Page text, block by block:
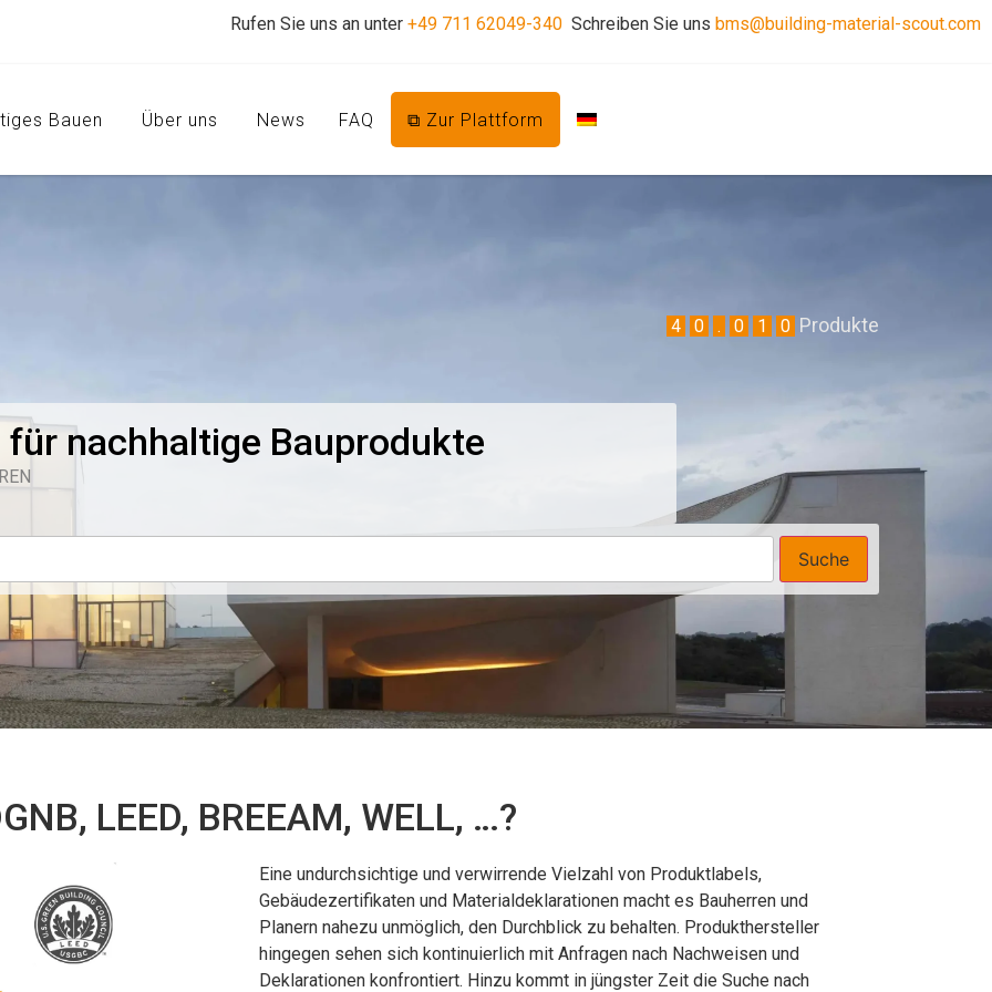
Rufen Sie uns an unter +49 711 62049-340 Schreiben Sie uns bms@building-material-scout.com
Bauen Über uns News FAQ ⧉ Zur Plattform
4 0 . 0 1 0 Produkte
nachhaltige Bauprodukte
Suche
LEED, BREEAM, WELL, …?
Eine undurchsichtige und verwirrende Vielzahl von Produktlabels,
Gebäudezertifikaten und Materialdeklarationen macht es Bauherren und
Planern nahezu unmöglich, den Durchblick zu behalten. Produkthersteller
hingegen sehen sich kontinuierlich mit Anfragen nach Nachweisen und
Deklarationen konfrontiert. Hinzu kommt in jüngster Zeit die Suche nach